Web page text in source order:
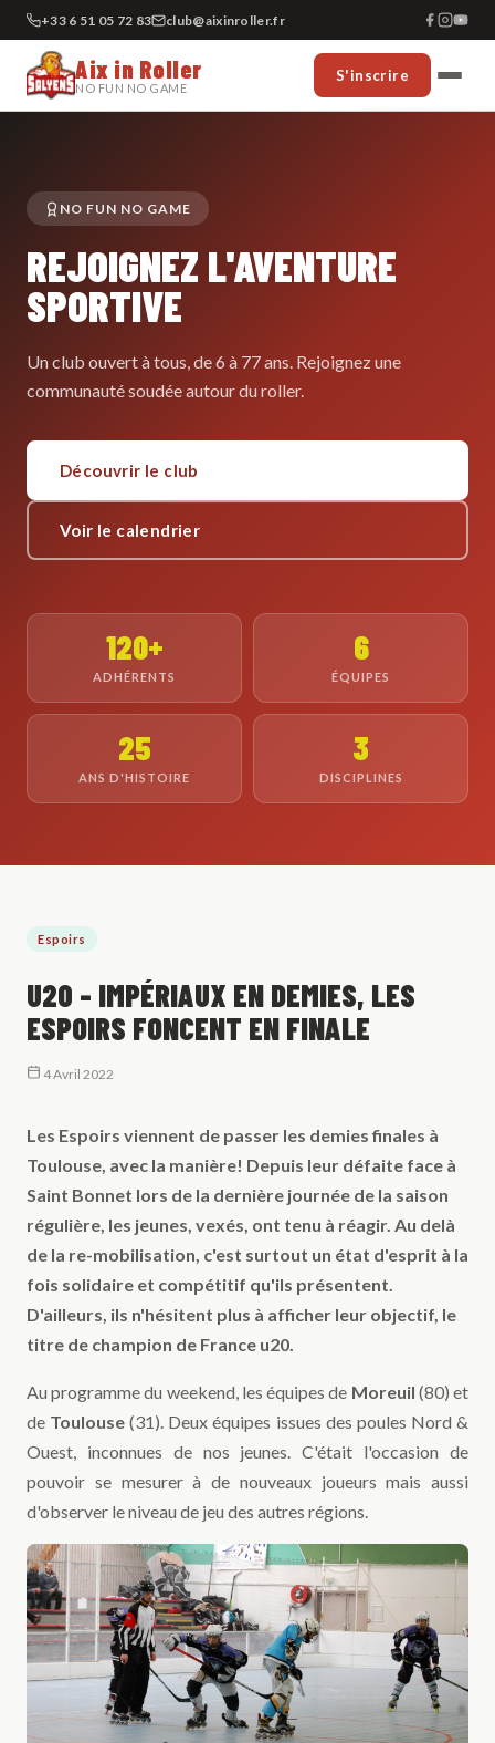
+33 6 51 05 72 83 club@aixinroller.fr
Aix in Roller
NO FUN NO GAME
S'inscrire
NO FUN NO GAME
REJOIGNEZ L'AVENTURE
SPORTIVE
Un club ouvert à tous, de 6 à 77 ans. Rejoignez une
communauté soudée autour du roller.
Découvrir le club
Voir le calendrier
120+
ADHÉRENTS
6
ÉQUIPES
25
ANS D'HISTOIRE
3
DISCIPLINES
Espoirs
U20 - IMPÉRIAUX EN DEMIES, LES
ESPOIRS FONCENT EN FINALE
4 Avril 2022
Les Espoirs viennent de passer les demies finales à
Toulouse, avec la manière! Depuis leur défaite face à
Saint Bonnet lors de la dernière journée de la saison
régulière, les jeunes, vexés, ont tenu à réagir. Au delà
de la re-mobilisation, c'est surtout un état d'esprit à la
fois solidaire et compétitif qu'ils présentent.
D'ailleurs, ils n'hésitent plus à afficher leur objectif, le
titre de champion de France u20.
Au programme du weekend, les équipes de Moreuil (80) et
de Toulouse(31). Deux équipes issues des poules Nord &
Ouest, inconnues de nos jeunes. C'était l'occasion de
pouvoir se mesurer à de nouveaux joueurs mais aussi
d'observer le niveau de jeu des autres régions.